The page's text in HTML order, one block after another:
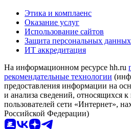
Этика и комплаенс
Оказание услуг
Использование сайтов
Защита персональных данных
ИТ аккредитация
На информационном ресурсе hh.ru
рекомендательные технологии
предоставления информации на
и анализа сведений, относящихся
пользователей сети «Интернет»,
Российской Федерации)